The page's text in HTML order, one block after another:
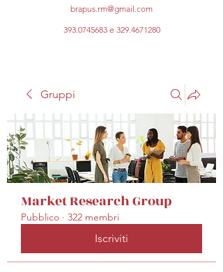
brapus.rm@gmail.com
393.0745683e 329.4671280
Gruppi
Market Research Group
Pubblico · 322 membri
Iscriviti